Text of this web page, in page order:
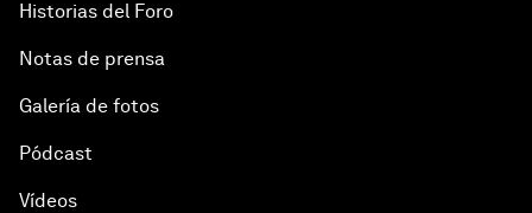
Historias del Foro
Notas de prensa
Galería de fotos
Pódcast
Vídeos